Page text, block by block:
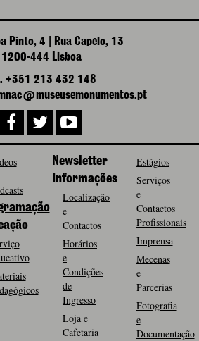
Pinto, 4 | Rua Capelo, 13
1200-444 Lisboa
+351 213 432 148
Newsletter
Informações
Localização
e
Contactos
Horários
e
Condições
de
Ingresso
Loja e
Cafetaria
Estágios
Serviços
e
Contactos
Profissionais
Imprensa
Mecenas
e
Parcerias
Fotografia
e
Documentação